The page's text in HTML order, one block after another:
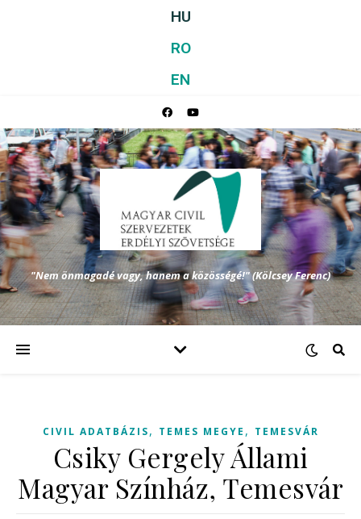
HU
RO
EN
"Nem önmagadé vagy, hanem a közösségé!" (Kölcsey Ferenc)
CIVIL ADATBÁZIS, TEMES MEGYE , TEMESVÁR
Csiky Gergely Állami
Magyar Színház, Temesvár